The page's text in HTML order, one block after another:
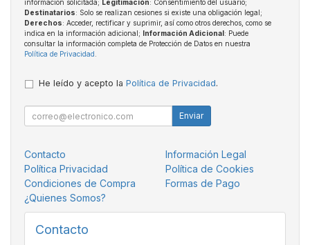
información solicitada; Legitimación: Consentimiento del usuario;
Destinatarios: Solo se realizan cesiones si existe una obligación legal;
Derechos: Acceder, rectificar y suprimir, así como otros derechos, como se
indica en la información adicional;
Información Adicional : Puede
consultar la información completa de Protección de Datos en nuestra
Política de Privacidad
He leído y acepto la Política de Privacidad.
Enviar
Contacto
Información Legal
Política Privacidad
Política de Cookies
Condiciones de Compra
Formas de Pago
¿Quienes Somos?
Contacto